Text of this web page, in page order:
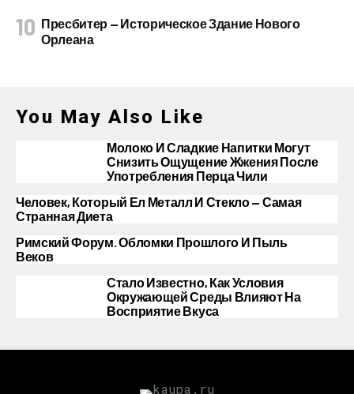
Пресбитер — Историческое Здание Нового
Орлеана
You May Also Like
Молоко И Сладкие Напитки Могут
Снизить Ощущение Жжения После
Употребления Перца Чили
Человек, Который Ел Металл И Стекло — Самая
Странная Диета
Римский Форум. Обломки Прошлого И Пыль
Веков
Стало Известно, Как Условия
Окружающей Среды Влияют На
Восприятие Вкуса